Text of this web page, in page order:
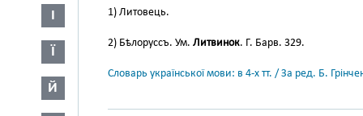
І
Ї
Й
1) Литовець.
2) Бѣлоруссъ. Ум. Литвинок. Г. Барв. 329.
Словарь української мови: в 4-х тт. / За ред. Б.